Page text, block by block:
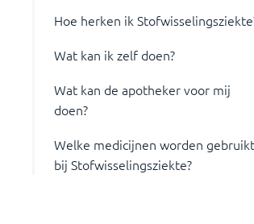
Hoe herken ik
Wat kan ik zelf doen?
Wat kan de apotheker voor mij
doen?
Welke medicijnen worden gebruikt
bij Stofwisselingsziekte?